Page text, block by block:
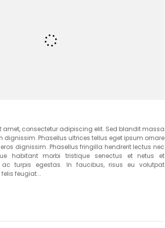
amet, consectetur adipiscing elit. Sed blandit massa
dignissim. Phasellus ultrices tellus eget ipsum ornare
dignissim. Phasellus fringilla hendrerit lectus nec
habitant morbi tristique senectus et netus et
turpis egestas. In faucibus, risus eu volutpat
feugiat...